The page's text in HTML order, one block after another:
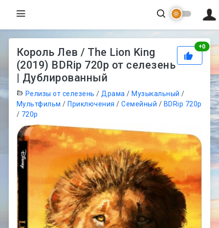
+0
Король Лев / The Lion King
(2019) BDRip 720p от селезень
| Дублированный
Релизы от селезень / Драма /Музыкальный /
Мультфильм /Приключения /Семейный / BDRip 720p
/ 720p